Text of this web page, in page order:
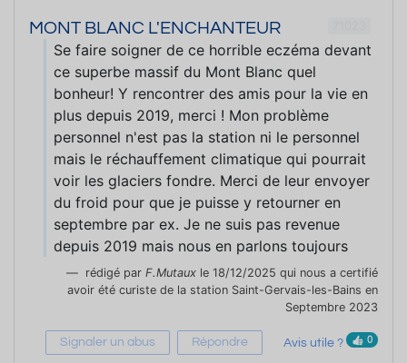
MONT BLANC L'ENCHANTEUR
Se faire soigner de ce horrible eczéma devant
ce superbe massif du Mont Blanc quel
bonheur! Y rencontrer des amis pour la vie en
plus depuis 2019, merci ! Mon problème
personnel n'est pas la station ni le personnel
mais le réchauffement climatique qui pourrait
voir les glaciers fondre. Merci de leur envoyer
du froid pour que je puisse y retourner en
septembre par ex. Je ne suis pas revenue
depuis 2019 mais nous en parlons toujours
rédigé par F.Mutaux le 18/12/2025 qui nous a certifié
avoir été curiste de la station Saint-Gervais-les-Bains en
Septembre 2023
Signaler un abus Répondre Avis utile ? 0